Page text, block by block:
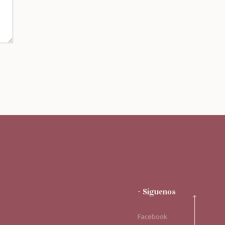
- Síguenos
Facebook